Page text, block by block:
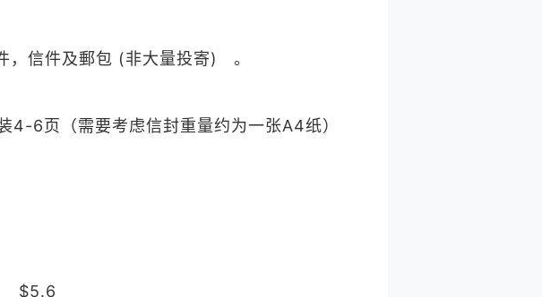
，信件及郵包 (非大量投寄) 。
6页（需要考虑信封重量约为一张A4纸）